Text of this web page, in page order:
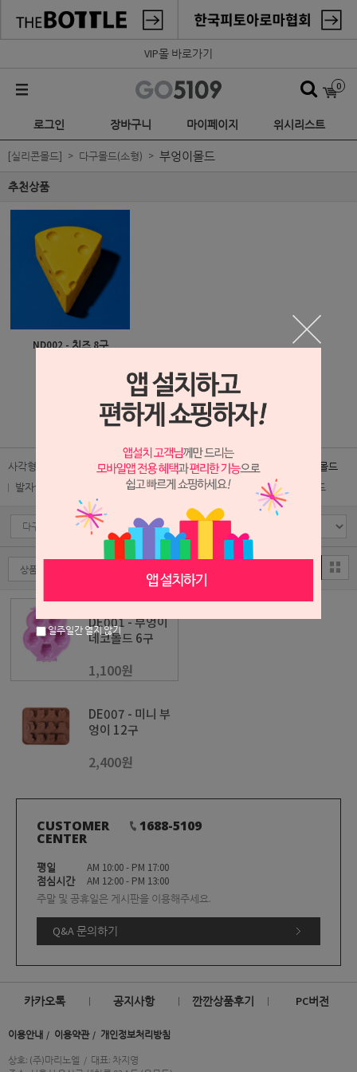
VIP몰 바로가기
0
로그인 장바구니 마이페이지 위시리스트
[실리콘몰드] 다구몰드(소형) 부엉이몰드
추천상품
ND002 - 치즈 8구
1/1
사각형몰드 원형몰드 하트/도형/알파벳몰드 고양이몰드
부엉이몰드
발자국몰드
블럭몰드 과일/크림/사물몰드 초콜렛몰드
DE001 - 부엉이
데코몰드 6구
1,100원
DE007 - 미니 부
엉이 12구
2,400원
CUSTOMER
CENTER
1688-5109
평일
AM 10:00 - PM 17:00
점심시간
AM 12:00 - PM 13:00
주말 및 공휴일은 게시판을 이용해주세요.
Q&A 문의하기
카카오톡 공지사항 깐깐상품후기 PC버전
이용안내 이용약관 개인정보처리방침
상호: (주)마리노엘 / 대표: 차지영
일주일간 열지 않기